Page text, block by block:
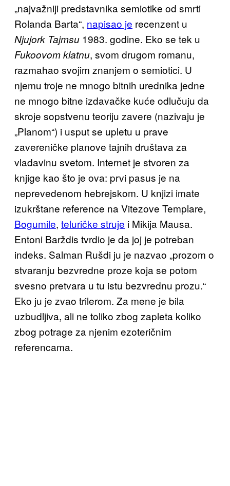
„najvažniji predstavnika semiotike od smrti
Rolanda Barta“, napisao je recenzent u
Njujork Tajmsu 1983. godine. Eko se tek u
Fukoovom klatnu, svom drugom romanu,
razmahao svojim znanjem o semiotici. U
njemu troje ne mnogo bitnih urednika jedne
ne mnogo bitne izdavačke kuće odlučuju da
skroje sopstvenu teoriju zavere (nazivaju je
„Planom“) i usput se upletu u prave
zavereničke planove tajnih društava za
vladavinu svetom. Internet je stvoren za
knjige kao što je ova: prvi pasus je na
neprevedenom hebrejskom. U knjizi imate
izukrštane reference na Vitezove Templare,
Bogumile, teluričke struje i Mikija Mausa.
Entoni Barždis tvrdio je da joj je potreban
indeks. Salman Rušdi ju je nazvao „prozom o
stvaranju bezvredne proze koja se potom
svesno pretvara u tu istu bezvrednu prozu.“
Eko ju je zvao trilerom. Za mene je bila
uzbudljiva, ali ne toliko zbog zapleta koliko
zbog potrage za njenim ezoteričnim
referencama.